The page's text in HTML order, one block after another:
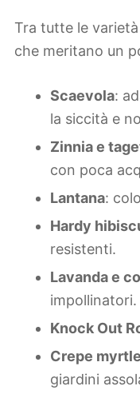
Tra tutte le
che meritano un
Scaevola:
la siccità e
Zinnia e
con poca
Lantana:
Hardy
resistenti.
Lavanda e
impollinatori.
Knock Out
Crepe myrtle
giardini